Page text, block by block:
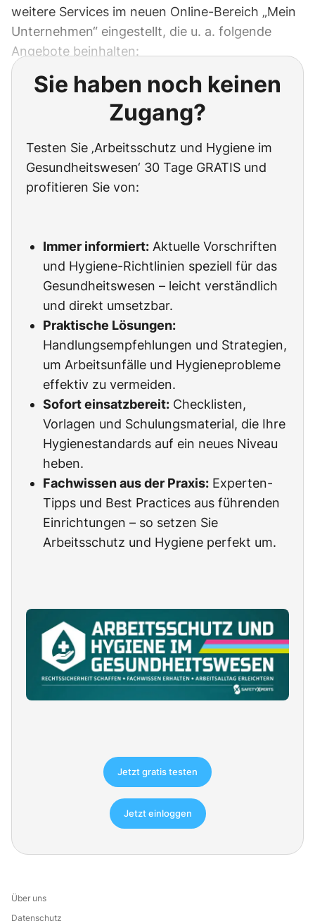
weitere Services im neuen Online-Bereich „Mein
Unternehmen“ eingestellt, die u. a. folgende
Angebote beinhalten:
Sie haben noch keinen
Zugang?
Testen Sie ‚Arbeitsschutz und Hygiene im
Gesundheitswesen‘ 30 Tage GRATIS und
profitieren Sie von:
Immer informiert: Aktuelle Vorschriften
und Hygiene-Richtlinien speziell für das
Gesundheitswesen – leicht verständlich
und direkt umsetzbar.
Praktische Lösungen:
Handlungsempfehlungen und Strategien,
um Arbeitsunfälle und Hygieneprobleme
effektiv zu vermeiden.
Sofort einsatzbereit: Checklisten,
Vorlagen und Schulungsmaterial, die Ihre
Hygienestandards auf ein neues Niveau
heben.
Fachwissen aus der Praxis: Experten-
Tipps und Best Practices aus führenden
Einrichtungen – so setzen Sie
Arbeitsschutz und Hygiene perfekt um.
Jetzt gratis testen
Jetzt einloggen
Über uns
Datenschutz